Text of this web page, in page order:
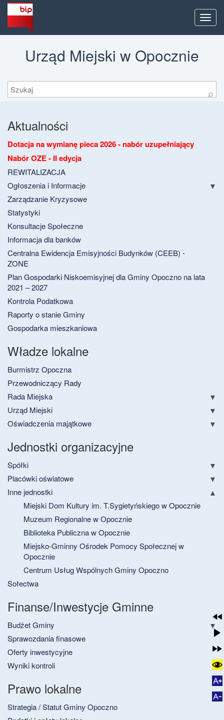
Menu
Urząd Miejski w Opocznie
Szukaj
⚲
Aktualności
Dotacja na wymianę pieca 2026 - nabór uzupełniający
Nabór OZE - II edycja
REWITALIZACJA
Ogłoszenia i Informacje
Zarządzanie Kryzysowe
Statystyki
Konsultacje Społeczne
Informacja dla banków
Centralna Ewidencja Emisyjności Budynków (CEEB) -
ZONE
Plan Gospodarki Niskoemisyjnej dla Gminy Opoczno na lata
2021 – 2027
Kontrola Podatkowa
Raporty o stanie Gminy
Gospodarka mieszkaniowa
Władze lokalne
Burmistrz Opoczna
Przewodniczący Rady
Rada Miejska
Urząd Miejski
Oświadczenia majątkowe
Jednostki organizacyjne
Spółki
Placówki oświatowe
Inne jednostki
Miejski Dom Kultury im. T.Sygietyńskiego w Opocznie
Muzeum Regionalne w Opocznie
Biblioteka Publiczna w Opocznie
Miejsko-Gminny Ośrodek Pomocy Społecznej w
Opocznie
Centrum Usług Wspólnych Gminy Opoczno
Sołectwa
Finanse/Inwestycje Gminne
Budżet Gminy
Sprawozdania finasowe
Oferty inwestycyjne
Wyniki kontroli
Prawo lokalne
Strategia / Statut Gminy Opoczno